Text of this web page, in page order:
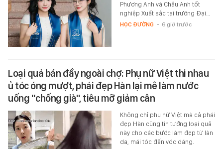
Phương Anh và Châu Anh tốt
nghiệp Xuất sắc tại trường Đại…
HỌC ĐƯỜNG - 6 giờ trước
Loại quả bán đầy ngoài chợ: Phụ nữ Việt thi nhau
ủ tóc óng mượt, phái đẹp Hàn lại mê làm nước
uống "chống già", tiêu mỡ giảm cân
Không chỉ phụ nữ Việt mà cả phái
đẹp Hàn cũng tin tưởng loại quả
này cho các bước làm đẹp từ làn
da, mái tóc đến vóc dáng.